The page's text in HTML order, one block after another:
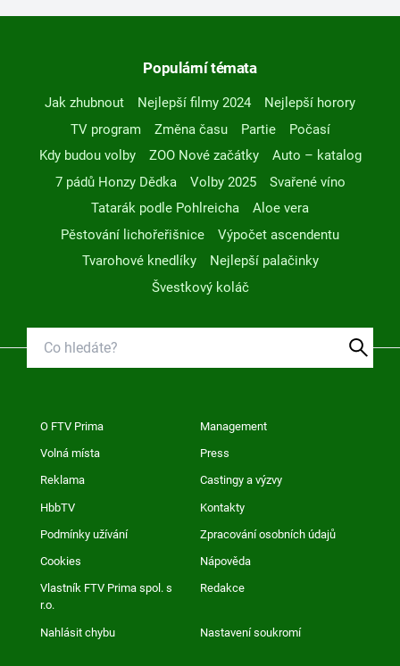
Populární témata
Jak zhubnout Nejlepší filmy 2024
Nejlepší horory
TV program
Změna času Partie
Počasí
Kdy budou volby
ZOO Nové začátky
Auto – katalog
7 pádů Honzy Dědka
Volby 2025
Svařené víno
Tatarák podle Pohlreicha
Aloe vera
Pěstování lichořeřišnice
Výpočet ascendentu
Tvarohové knedlíky
Nejlepší palačinky
Švestkový koláč
O FTV Prima Management
Volná místa Press
Reklama Castingy a výzvy
HbbTV Kontakty
Podmínky užívání Zpracování osobních údajů
Cookies Nápověda
Vlastník FTV Prima spol. s
r.o.
Redakce
Nahlásit chybu Nastavení soukromí